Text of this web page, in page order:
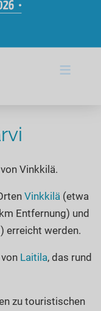
≡
Vinkkilä.
Vinkkilä (etwa
Entfernung) und
erreicht werden.
Laitila, das rund
zu touristischen